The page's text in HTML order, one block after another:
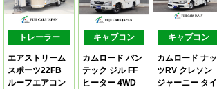
トレーラー
エアストリーム
スポーツ22FB
ルーフエアコン
キャブコン
カムロード バン
テック ジル FF
ヒーター 4WD
キャブコン
カムロード ナッ
ツRV クレソン
ジャーニー タイ